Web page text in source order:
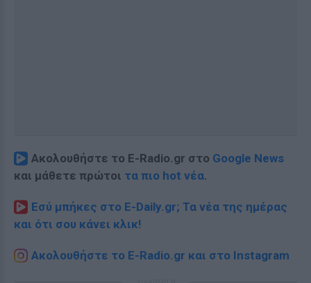
Ακολουθήστε το E-Radio.gr στο Google News
και μάθετε πρώτοι τα πιο hot νέα.
Εσύ μπήκες στο E-Daily.gr; Τα νέα της ημέρας
και ότι σου κάνει κλικ!
Ακολουθήστε το E-Radio.gr και στο Instagram